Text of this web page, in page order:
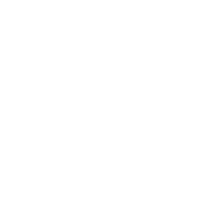
они размывают контуры
счастье становится не
зачем мы до сих пор
убеждений не должно было
парадокс: многие путают
прячется лишь страх потерять
любовь не выносит насилия ни
снятое с пьедестала
заботой и уважением. Честный
своему настоящему страху?
невидимые «гиды», которые
— значит, что-то проворонить;
оглянуться вокруг: рядом всё